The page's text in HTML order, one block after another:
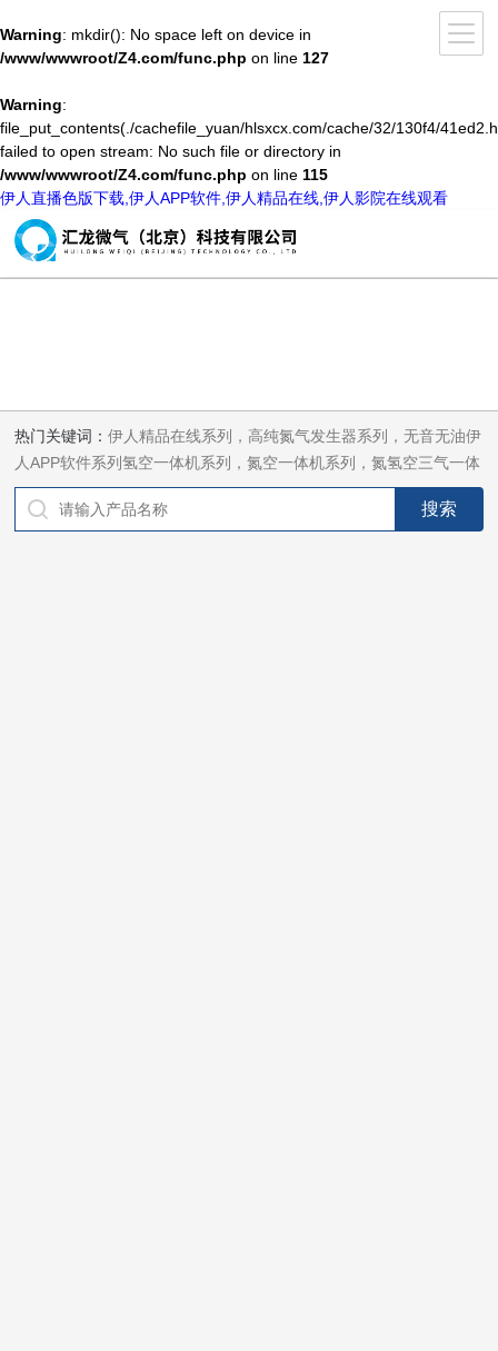
Warning: mkdir(): No space left on device in
/www/wwwroot/Z4.com/func.php on line 127
Warning:
file_put_contents(./cachefile_yuan/hlsxcx.com/cache/32/130f4/
failed to open stream: No such file or directory in
/www/wwwroot/Z4.com/func.php on line 115
伊人直播色版下载,伊人APP软件,伊人精品在线,伊人影院在线观看
热门关键词：伊人精品在线系列，高纯氮气发生器系列，无音无油伊
人APP软件系列氢空一体机系列，氮空一体机系列，氮氢空三气一体
机系列，气体净化器系列，代理日本DKK-TOA水质分析，水质检测
仪器，代理南韩SitekPH/离子计，DO计，电导计，多功能计，